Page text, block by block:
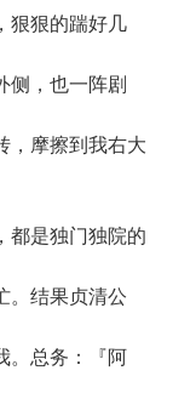
狠的踹好几
侧，也一阵剧
，摩擦到我右大
是独门独院的
。结果贞清公
。总务：『阿